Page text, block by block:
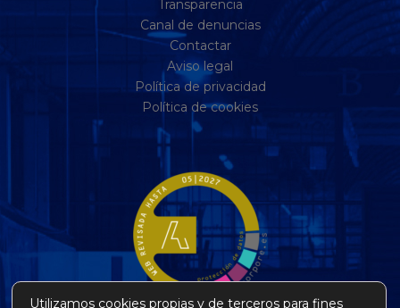
Transparencia
Canal de denuncias
Contactar
Aviso legal
Política de privacidad
Política de cookies
Utilizamos cookies propias y de terceros para fines